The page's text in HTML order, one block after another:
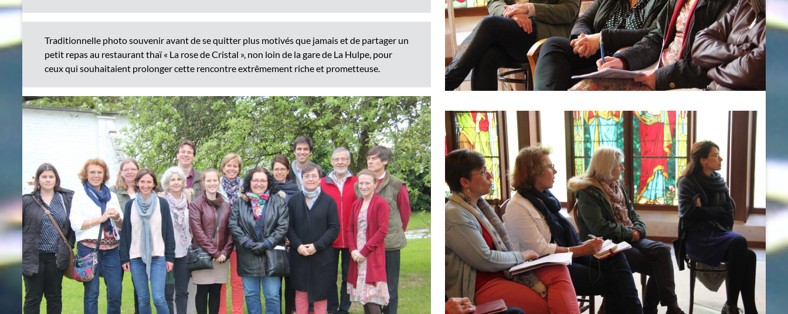
Traditionnelle photo souvenir avant de se quitter plus motivés que jamais et de partager un
petit repas au restaurant thaï « La rose de Cristal », non loin de la gare de La Hulpe, pour
ceux qui souhaitaient prolonger cette rencontre extrêmement riche et prometteuse.